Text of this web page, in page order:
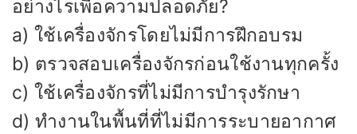
อย่างไรเพื่อความปลอดภัย?
a) ใช้เครื่องจักรโดยไม่มีการฝึกอบรม
b) ตรวจสอบเครื่องจักรก่อนใช้งานทุกครั้ง
c) ใช้เครื่องจักรที่ไม่มีการบำรุงรักษา
d) ทำงานในพื้นที่ที่ไม่มีการระบายอากาศ